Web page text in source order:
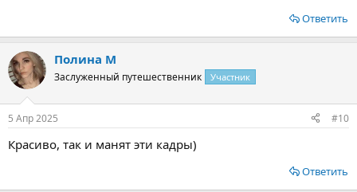
Ответить
Полина М
Заслуженный путешественник Участник
5 Апр 2025 #10
Красиво, так и манят эти кадры)
Ответить